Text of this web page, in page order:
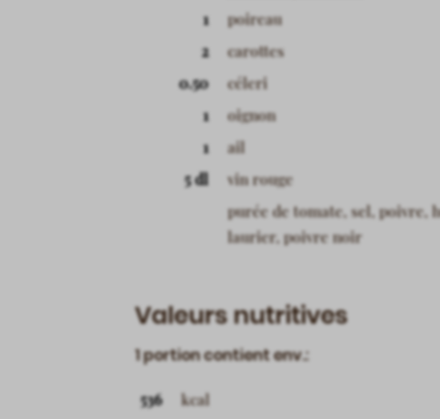
1
poireau
2
carottes
0.50
céleri
1
oignon
1
ail
5 dl
vin rouge
purée de tomate, sel, poivre,
laurier, poivre noir
Valeurs nutritives
1 portion contient env.:
536
kcal